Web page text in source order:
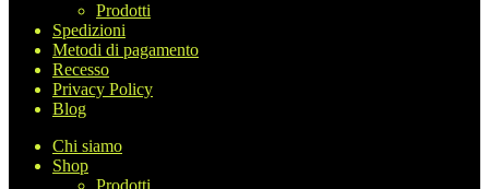
Prodotti
Spedizioni
Metodi di pagamento
Recesso
Privacy Policy
Blog
Chi siamo
Shop
Prodotti